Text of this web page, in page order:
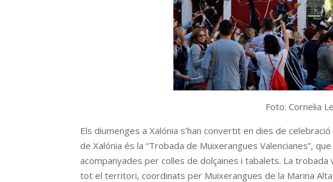
Foto: Cornelia
Els diumenges a Xalónia s’han convertit en dies de
de Xalónia és la “Trobada de Muixerangues Valencianes”,
acompanyades per colles de dolçaines i tabalets. La
tot el territori, coordinats per Muixerangues de la Marina